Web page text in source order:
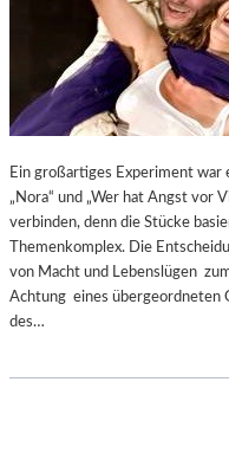
Ein großartiges Experiment war
„Nora“ und „Wer hat Angst vor
verbinden, denn die Stücke
Themenkomplex. Die
von Macht und Lebenslügen
Achtung eines übergeordneten
des…